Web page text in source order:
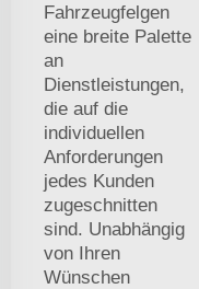
Fahrzeugfelgen
eine breite Palette
an
Dienstleistungen,
die auf die
individuellen
Anforderungen
jedes Kunden
zugeschnitten
sind. Unabhängig
von Ihren
Wünschen